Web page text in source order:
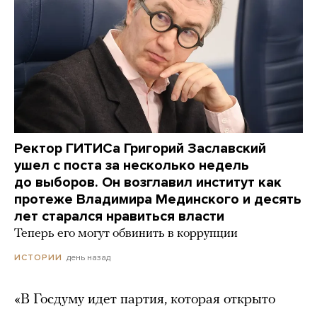
Ректор ГИТИСа Григорий Заславский
ушел с поста за несколько недель
до выборов. Он возглавил институт как
протеже Владимира Мединского и десять
лет старался нравиться власти
Теперь его могут обвинить в коррупции
ИСТОРИИ день назад
«В Госдуму идет партия, которая открыто